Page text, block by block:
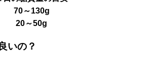
70～130g
20～50g
いの？